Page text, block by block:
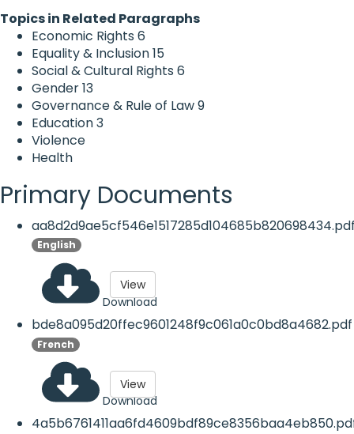
Topics in Related Paragraphs
Economic Rights 6
Equality & Inclusion15
Social & Cultural Rights 6
Gender13
Governance & Rule of Law9
Education3
Violence
Health
Primary Documents
English
Download
View
bde8a095d20ffec9601248f9c061a0c0bd8a4682.pdf
French
Download
View